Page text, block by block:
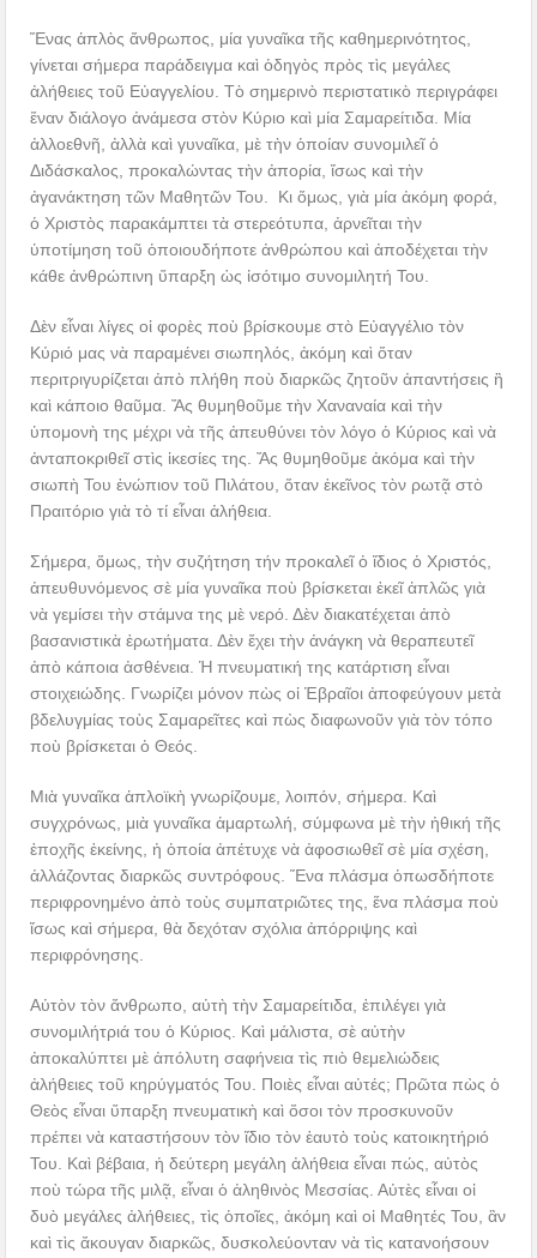
Ἕνας ἁπλὸς ἄνθρωπος, μία γυναῖκα τῆς καθημερινότητος,
γίνεται σήμερα παράδειγμα καὶ ὁδηγὸς πρὸς τὶς μεγάλες
ἀλήθειες τοῦ Εὐαγγελίου. Τὸ σημερινὸ περιστατικὸ περιγράφει
ἕναν διάλογο ἀνάμεσα στὸν Κύριο καὶ μία Σαμαρείτιδα. Μία
ἀλλοεθνῆ, ἀλλὰ καὶ γυναῖκα, μὲ τὴν ὁποίαν συνομιλεῖ ὁ
Διδάσκαλος, προκαλώντας τὴν ἀπορία, ἴσως καὶ τὴν
ἀγανάκτηση τῶν Μαθητῶν Του. Κι ὅμως, γιὰ μία ἀκόμη φορά,
ὁ Χριστὸς παρακάμπτει τὰ στερεότυπα, ἀρνεῖται τὴν
ὑποτίμηση τοῦ ὁποιουδήποτε ἀνθρώπου καὶ ἀποδέχεται τὴν
κάθε ἀνθρώπινη ὕπαρξη ὡς ἰσότιμο συνομιλητή Του.
Δὲν εἶναι λίγες οἱ φορὲς ποὺ βρίσκουμε στὸ Εὐαγγέλιο τὸν
Κύριό μας νὰ παραμένει σιωπηλός, ἀκόμη καὶ ὅταν
περιτριγυρίζεται ἀπὸ πλήθη ποὺ διαρκῶς ζητοῦν ἀπαντήσεις ἢ
καὶ κάποιο θαῦμα. Ἄς θυμηθοῦμε τὴν Χαναναία καὶ τὴν
ὑπομονὴ της μέχρι νὰ τῆς ἀπευθύνει τὸν λόγο ὁ Κύριος καὶ νὰ
ἀνταποκριθεῖ στὶς ἱκεσίες της. Ἄς θυμηθοῦμε ἀκόμα καὶ τὴν
σιωπὴ Του ἐνώπιον τοῦ Πιλάτου, ὅταν ἐκεῖνος τὸν ρωτᾷ στὸ
Πραιτόριο γιὰ τὸ τί εἶναι ἀλήθεια.
Σήμερα, ὅμως, τὴν συζήτηση τήν προκαλεῖ ὁ ἴδιος ὁ Χριστός,
ἀπευθυνόμενος σὲ μία γυναῖκα ποὺ βρίσκεται ἐκεῖ ἁπλῶς γιὰ
νὰ γεμίσει τὴν στάμνα της μὲ νερό. Δὲν διακατέχεται ἀπὸ
βασανιστικὰ ἐρωτήματα. Δὲν ἔχει τὴν ἀνάγκη νὰ θεραπευτεῖ
ἀπὸ κάποια ἀσθένεια. Ἡ πνευματική της κατάρτιση εἶναι
στοιχειώδης. Γνωρίζει μόνον πὼς οἱ Ἑβραῖοι ἀποφεύγουν μετὰ
βδελυγμίας τοὺς Σαμαρεῖτες καὶ πὼς διαφωνοῦν γιὰ τὸν τόπο
ποὺ βρίσκεται ὁ Θεός.
Μιὰ γυναῖκα ἁπλοϊκὴ γνωρίζουμε, λοιπόν, σήμερα. Καὶ
συγχρόνως, μιὰ γυναῖκα ἁμαρτωλή, σύμφωνα μὲ τὴν ἠθική τῆς
ἐποχῆς ἐκείνης, ἡ ὁποία ἀπέτυχε νὰ ἀφοσιωθεῖ σὲ μία σχέση,
ἀλλάζοντας διαρκῶς συντρόφους. Ἕνα πλάσμα ὁπωσδήποτε
περιφρονημένο ἀπὸ τοὺς συμπατριῶτες της, ἕνα πλάσμα ποὺ
ἴσως καὶ σήμερα, θὰ δεχόταν σχόλια ἀπόρριψης καὶ
περιφρόνησης.
Αὐτὸν τὸν ἄνθρωπο, αὐτὴ τὴν Σαμαρείτιδα, ἐπιλέγει γιὰ
συνομιλήτριά του ὁ Κύριος. Καὶ μάλιστα, σὲ αὐτὴν
ἀποκαλύπτει μὲ ἀπόλυτη σαφήνεια τὶς πιὸ θεμελιώδεις
ἀλήθειες τοῦ κηρύγματός Του. Ποιὲς εἶναι αὐτές; Πρῶτα πὼς ὁ
Θεὸς εἶναι ὕπαρξη πνευματικὴ καὶ ὅσοι τὸν προσκυνοῦν
πρέπει νὰ καταστήσουν τὸν ἴδιο τὸν ἑαυτὸ τοὺς κατοικητήριό
Του. Καὶ βέβαια, ἡ δεύτερη μεγάλη ἀλήθεια εἶναι πώς, αὐτὸς
ποὺ τώρα τῆς μιλᾷ, εἶναι ὁ ἀληθινὸς Μεσσίας. Αὐτὲς εἶναι οἱ
δυὸ μεγάλες ἀλήθειες, τὶς ὁποῖες, ἀκόμη καὶ οἱ Μαθητές Του, ἂν
καὶ τὶς ἄκουγαν διαρκῶς, δυσκολεύονταν νὰ τὶς κατανοήσουν